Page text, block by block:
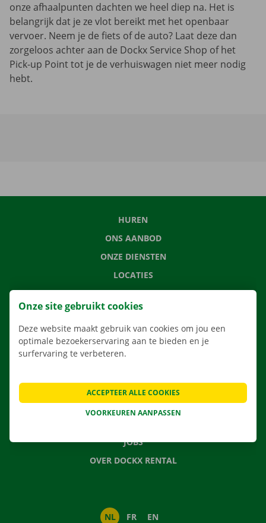
onze afhaalpunten dachten we heel diep na. Het is
belangrijk dat je ze vlot bereikt met het openbaar
vervoer. Neem je de fiets of de auto? Laat deze dan
zorgeloos achter aan de Dockx Service Shop of het
Pick-up Point tot je de verhuiswagen niet meer nodig
hebt.
HUREN
ONS AANBOD
ONZE DIENSTEN
LOCATIES
APP
VERHUISOPLOSSINGEN
VEELGESTELDE VRAGEN
NIEUWS
JOBS
OVER DOCKX RENTAL
NL FR EN
Onze site gebruikt cookies
Deze website maakt gebruik van cookies om jou een
optimale bezoekerservaring aan te bieden en je
surfervaring te verbeteren.
VOORKEUREN AANPASSEN
ACCEPTEER ALLE COOKIES